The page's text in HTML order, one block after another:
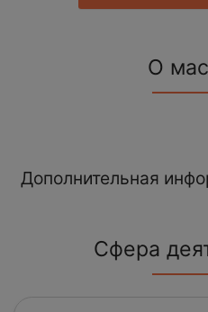
О
Дополнительная
Сфера